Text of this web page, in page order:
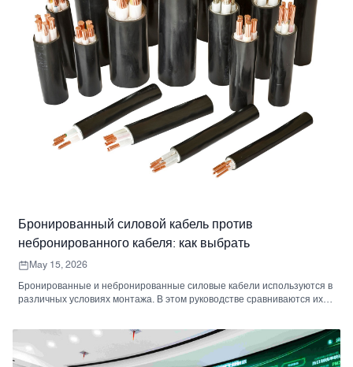
Бронированный силовой кабель против
небронированного кабеля: как выбрать
May 15, 2026
Бронированные и небронированные силовые кабели используются в
различных условиях монтажа. В этом руководстве сравниваются их
кабель.